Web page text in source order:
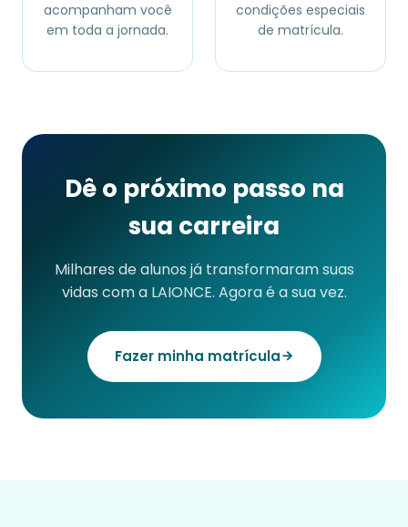
acompanham você
em toda a jornada.
condições especiais
de matrícula.
Dê o próximo passo na
sua carreira
Milhares de alunos já transformaram suas
vidas com a LAIONCE. Agora é a sua vez.
Fazer minha matrícula